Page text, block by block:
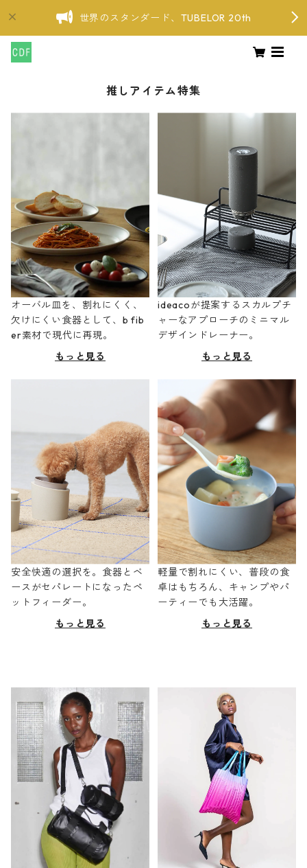
世界のスタンダード、TUBELOR 20th
推しアイテム特集
オーバル皿を、割れにくく、
欠けにくい食器として、b fib
er素材で現代に再現。
もっと見る
ideacoが提案するスカルプチ
ャーなアプローチのミニマル
デザインドレーナー。
もっと見る
安全快適の選択を。食器とベ
ースがセパレートになったペ
ットフィーダー。
もっと見る
軽量で割れにくい、普段の食
卓はもちろん、キャンプやパ
ーティーでも大活躍。
もっと見る